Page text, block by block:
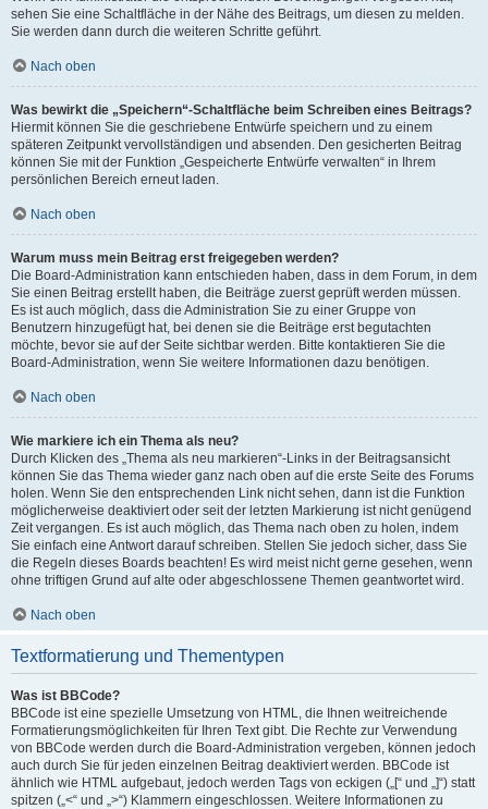
sehen Sie eine Schaltfläche in der Nähe des Beitrags, um diesen zu melden.
Sie werden dann durch die weiteren Schritte geführt.
Nach oben
Was bewirkt die „Speichern“-Schaltfläche beim Schreiben eines Beitrags?
Hiermit können Sie die geschriebene Entwürfe speichern und zu einem
späteren Zeitpunkt vervollständigen und absenden. Den gesicherten Beitrag
können Sie mit der Funktion „Gespeicherte Entwürfe verwalten“ in Ihrem
persönlichen Bereich erneut laden.
Nach oben
Warum muss mein Beitrag erst freigegeben werden?
Die Board-Administration kann entschieden haben, dass in dem Forum, in dem
Sie einen Beitrag erstellt haben, die Beiträge zuerst geprüft werden müssen.
Es ist auch möglich, dass die Administration Sie zu einer Gruppe von
Benutzern hinzugefügt hat, bei denen sie die Beiträge erst begutachten
möchte, bevor sie auf der Seite sichtbar werden. Bitte kontaktieren Sie die
Board-Administration, wenn Sie weitere Informationen dazu benötigen.
Nach oben
Wie markiere ich ein Thema als neu?
Durch Klicken des „Thema als neu markieren“-Links in der Beitragsansicht
können Sie das Thema wieder ganz nach oben auf die erste Seite des Forums
holen. Wenn Sie den entsprechenden Link nicht sehen, dann ist die Funktion
möglicherweise deaktiviert oder seit der letzten Markierung ist nicht genügend
Zeit vergangen. Es ist auch möglich, das Thema nach oben zu holen, indem
Sie einfach eine Antwort darauf schreiben. Stellen Sie jedoch sicher, dass Sie
die Regeln dieses Boards beachten! Es wird meist nicht gerne gesehen, wenn
ohne triftigen Grund auf alte oder abgeschlossene Themen geantwortet wird.
Nach oben
Textformatierung und Thementypen
Was ist BBCode?
BBCode ist eine spezielle Umsetzung von HTML, die Ihnen weitreichende
Formatierungsmöglichkeiten für Ihren Text gibt. Die Rechte zur Verwendung
von BBCode werden durch die Board-Administration vergeben, können jedoch
auch durch Sie für jeden einzelnen Beitrag deaktiviert werden. BBCode ist
ähnlich wie HTML aufgebaut, jedoch werden Tags von eckigen („[“ und „]“) statt
spitzen („<“ und „>“) Klammern eingeschlossen. Weitere Informationen zu